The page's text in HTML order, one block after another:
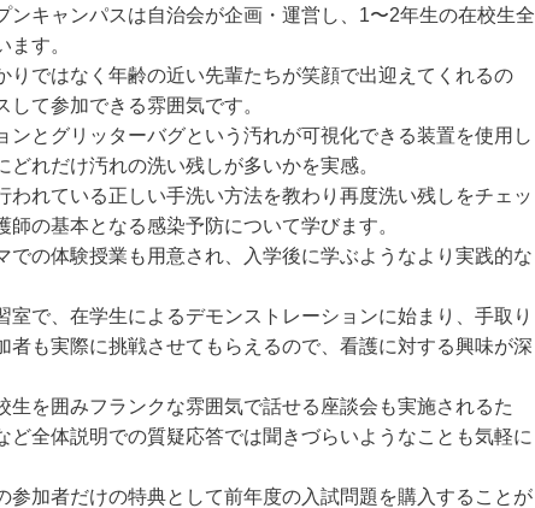
ンキャンパスは自治会が企画・運営し、1〜2年生の在校生全
す。
りではなく年齢の近い先輩たちが笑顔で出迎えてくれるの
て参加できる雰囲気です。
ンとグリッターバグという汚れが可視化できる装置を使用し
れだけ汚れの洗い残しが多いかを実感。
われている正しい手洗い方法を教わり再度洗い残しをチェッ
の基本となる感染予防について学びます。
での体験授業も用意され、入学後に学ぶようなより実践的な
室で、在学生によるデモンストレーションに始まり、手取り
者も実際に挑戦させてもらえるので、看護に対する興味が深
生を囲みフランクな雰囲気で話せる座談会も実施されるた
ど全体説明での質疑応答では聞きづらいようなことも気軽に
参加者だけの特典として前年度の入試問題を購入することが